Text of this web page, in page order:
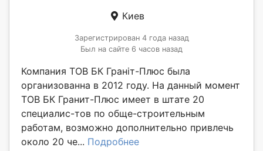
Киев
Зарегистрирован 4 года назад
Был на сайте 6 часов назад
Компания ТОВ БК Граніт-Плюс была
организованна в 2012 году. На данный момент
ТОВ БК Гранит-Плюс имеет в штате 20
специалис-тов по обще-строительным
работам, возможно дополнительно привлечь
около 20 че... Подробнее